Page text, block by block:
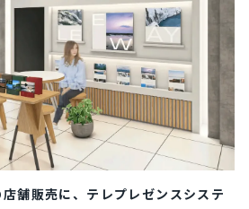
舗販売に、テレプレゼンスシステ